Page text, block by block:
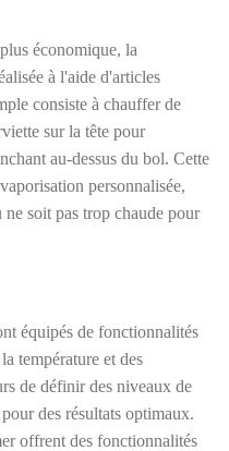
économique, la
à l'aide d'articles
consiste à chauffer de
sur la tête pour
au-dessus du bol. Cette
personnalisée,
soit pas trop chaude pour
équipés de fonctionnalités
température et des
de définir des niveaux de
des résultats optimaux.
offrent des fonctionnalités